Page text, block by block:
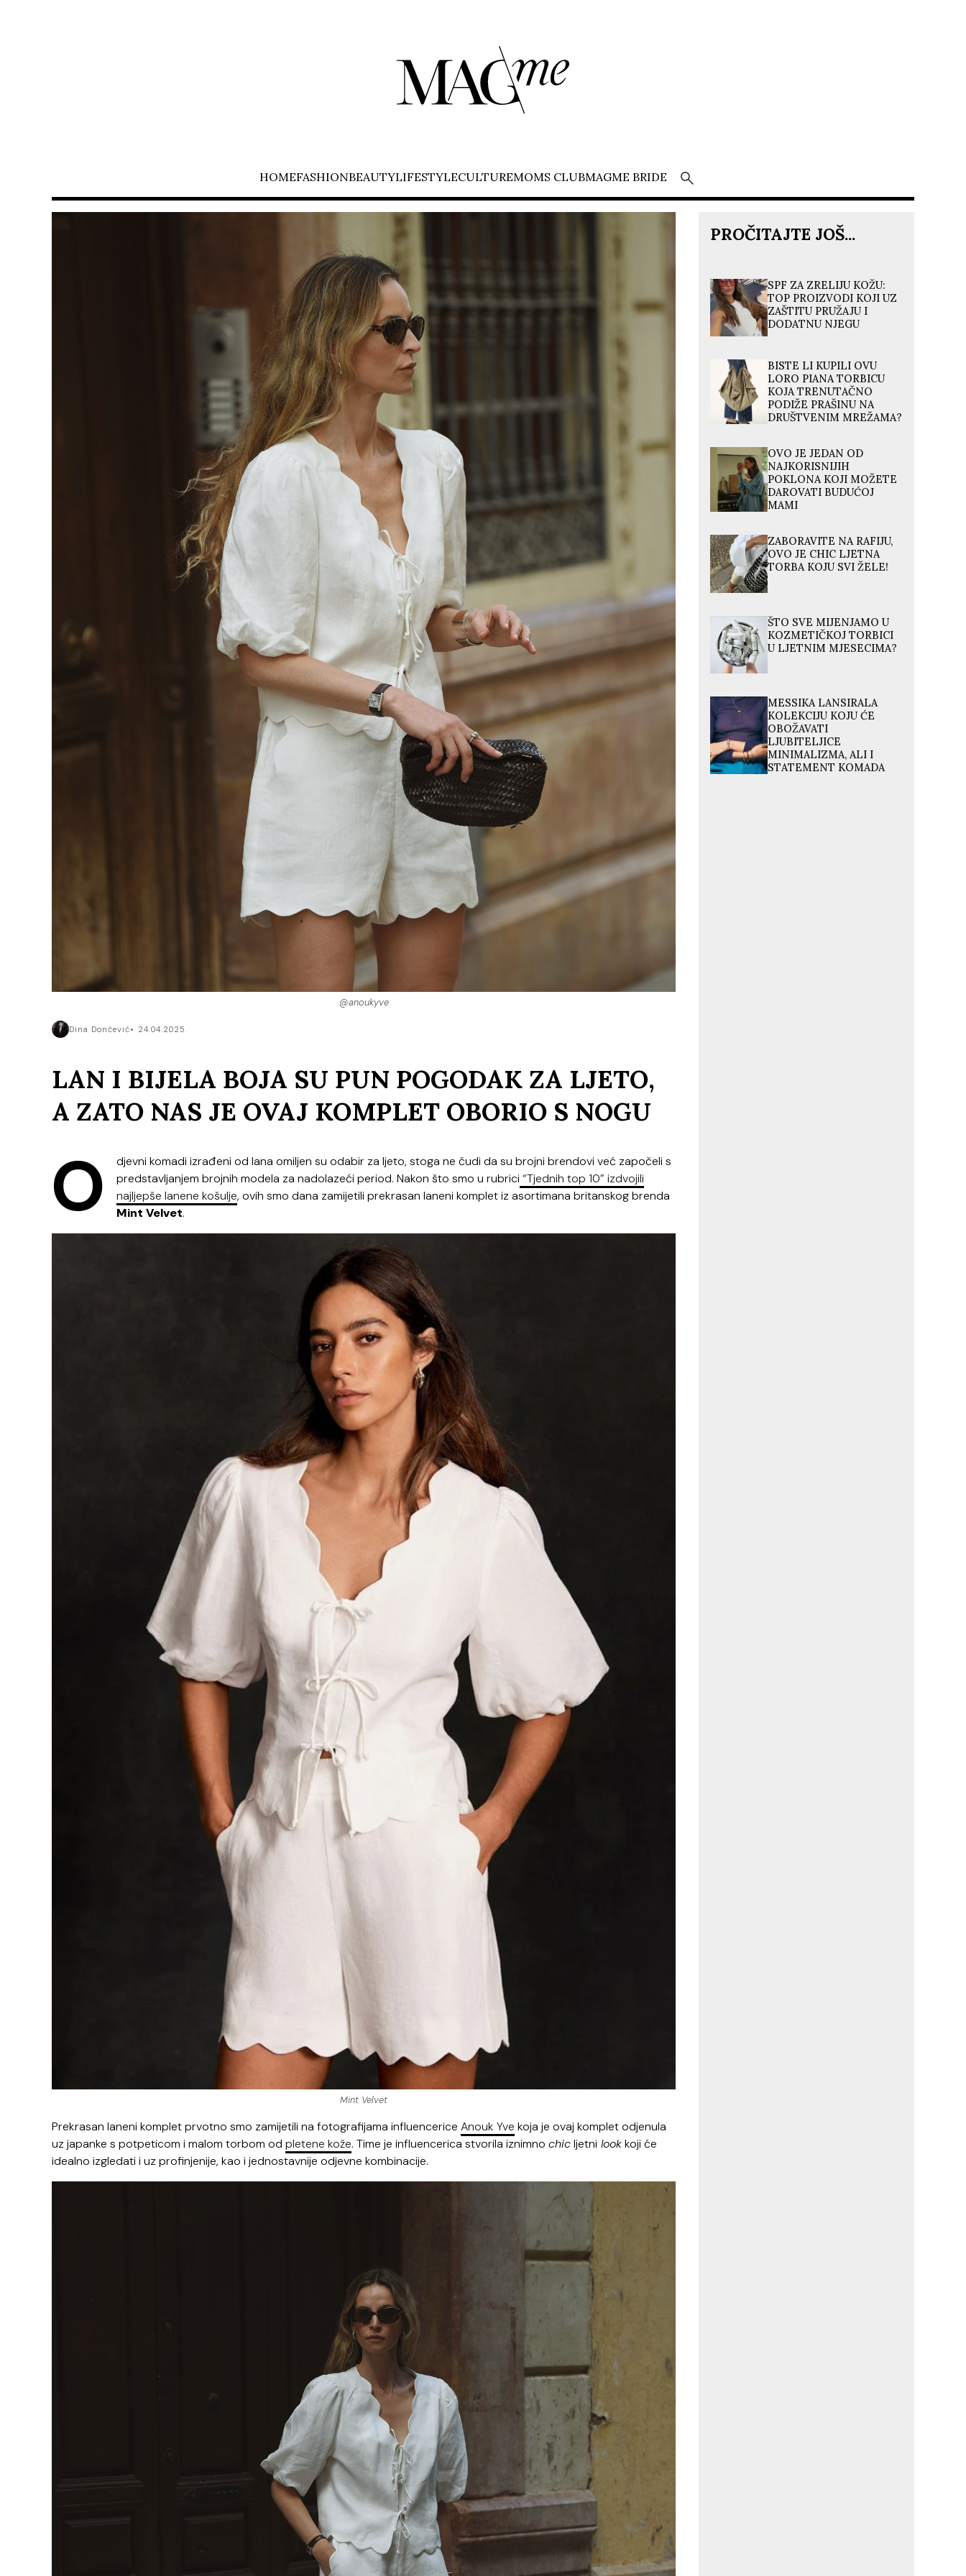
HOMEFASHIONBEAUTYLIFESTYLECULTUREMOMS CLUBMAGME BRIDE
@anoukyve
Dina Dončević 24.04.2025.
LAN I BIJELA BOJA SU PUN POGODAK ZA LJETO,
A ZATO NAS JE OVAJ KOMPLET OBORIO S NOGU
O
djevni komadi izrađeni od lana omiljen su odabir za ljeto, stoga ne čudi da su brojni brendovi već započeli s
predstavljanjem brojnih modela za nadolazeći period. Nakon što smo u rubrici “Tjednih top 10” izdvojili
najljepše lanene košulje, ovih smo dana zamijetili prekrasan laneni komplet iz asortimana britanskog brenda
Mint Velvet.
Mint Velvet
Prekrasan laneni komplet prvotno smo zamijetili na fotografijama influencerice Anouk Yve koja je ovaj komplet odjenula
uz japanke s potpeticom i malom torbom od pletene kože. Time je influencerica stvorila iznimno chicljetni lookkoji će
idealno izgledati i uz profinjenije, kao i jednostavnije odjevne kombinacije.
PROČITAJTE JOŠ...
SPF ZA ZRELIJU KOŽU:
TOP PROIZVODI KOJI UZ
ZAŠTITU PRUŽAJU I
DODATNU NJEGU
BISTE LI KUPILI OVU
LORO PIANA TORBICU
KOJA TRENUTAČNO
PODIŽE PRAŠINU NA
DRUŠTVENIM MREŽAMA?
OVO JE JEDAN OD
NAJKORISNIJIH
POKLONA KOJI MOŽETE
DAROVATI BUDUĆOJ
MAMI
ZABORAVITE NA RAFIJU,
OVO JE CHIC LJETNA
TORBA KOJU SVI ŽELE!
ŠTO SVE MIJENJAMO U
KOZMETIČKOJ TORBICI
U LJETNIM MJESECIMA?
MESSIKA LANSIRALA
KOLEKCIJU KOJU ĆE
OBOŽAVATI
LJUBITELJICE
MINIMALIZMA, ALI I
STATEMENT KOMADA